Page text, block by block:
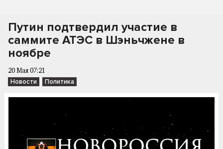
Путин подтвердил участие в
саммите АТЭС в Шэньчжене в
ноябре
20 Мая 07:21
Новости Политика